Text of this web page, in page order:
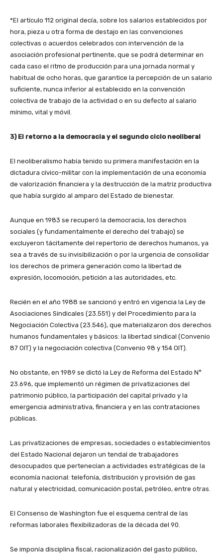
*El artículo 112 original decía, sobre los salarios establecidos por
hora, pieza u otra forma de destajo en las convenciones
colectivas o acuerdos celebrados con intervención de la
asociación profesional pertinente, que se podrá determinar en
cada caso el ritmo de producción para una jornada normal y
habitual de ocho horas, que garantice la percepción de un salario
suficiente, nunca inferior al establecido en la convención
colectiva de trabajo de la actividad o en su defecto al salario
mínimo, vital y móvil.
3) El retorno a la democracia y el segundo ciclo neoliberal
El neoliberalismo había tenido su primera manifestación en la
dictadura cívico-militar con la implementación de una economía
de valorización financiera y la destrucción de la matriz productiva
que había surgido al amparo del Estado de bienestar.
Aunque en 1983 se recuperó la democracia, los derechos
sociales (y fundamentalmente el derecho del trabajo) se
excluyeron tácitamente del repertorio de derechos humanos, ya
sea a través de su invisibilización o por la urgencia de consolidar
los derechos de primera generación como la libertad de
expresión, locomoción, petición a las autoridades, etc.
Recién en el año 1988 se sancionó y entró en vigencia la Ley de
Asociaciones Sindicales (23.551) y del Procedimiento para la
Negociación Colectiva (23.546), que materializaron dos derechos
humanos fundamentales y básicos: la libertad sindical (Convenio
87 OIT) y la negociación colectiva (Convenio 98 y 154 OIT).
No obstante, en 1989 se dictó la Ley de Reforma del Estado N°
23.696, que implementó un régimen de privatizaciones del
patrimonio público, la participación del capital privado y la
emergencia administrativa, financiera y en las contrataciones
públicas.
Las privatizaciones de empresas, sociedades o establecimientos
del Estado Nacional dejaron un tendal de trabajadores
desocupados que pertenecían a actividades estratégicas de la
economía nacional: telefonía, distribución y provisión de gas
natural y electricidad, comunicación postal, petróleo, entre otras.
El Consenso de Washington fue el esquema central de las
reformas laborales flexibilizadoras de la década del 90.
Se imponía disciplina fiscal, racionalización del gasto público,